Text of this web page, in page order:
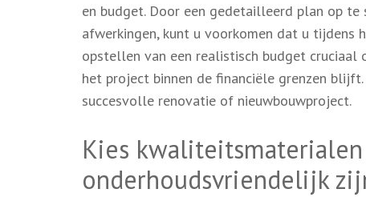
en budget. Door een gedetailleerd plan op
afwerkingen, kunt u voorkomen dat u tijdens
opstellen van een realistisch budget
het project binnen de financiële grenzen
succesvolle renovatie of nieuwbouwproject.
Kies
onderhoudsvriendelijk